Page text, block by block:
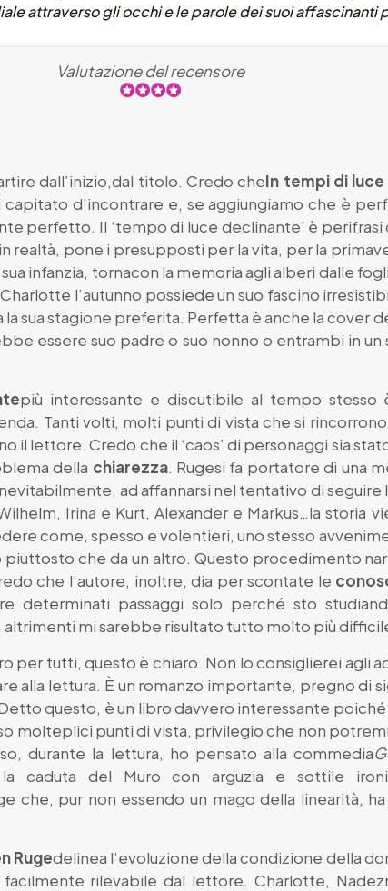
attraverso gli occhi e le parole dei suoi affascinanti
Valutazione del recensore
dall’inizio,dal titolo. Credo cheIn tempi di
d’incontrare e, se aggiungiamo che è
perfetto. Il ‘tempo di luce declinante’ è perifrasi
realtà, pone i presupposti per la vita, per la
infanzia, tornacon la memoria agli alberi dalle
l’autunno possiede un suo fascino
sua stagione preferita. Perfetta è anche la cover
essere suo padre o suo nonno o entrambi in
più interessante e discutibile al tempo stesso
Tanti volti, molti punti di vista che si
lettore. Credo che il ‘caos’ di personaggi sia
della chiarezza. Rugesi fa portatore di una
ad affannarsi nel tentativo di seguire
Irina e Kurt, Alexander e Markus…la storia
come, spesso e volentieri, uno stesso
che da un altro. Questo procedimento
che l’autore, inoltre, dia per scontate le
determinati passaggi solo perché sto
mi sarebbe risultato tutto molto più
per tutti, questo è chiaro. Non lo consiglierei agli
alla lettura. È un romanzo importante, pregno di
questo, è un libro davvero interessante
molteplici punti di vista, privilegio che non
durante la lettura, ho pensato alla commedia
caduta del Muro con arguzia e sottile
che, pur non essendo un mago della linearità,
Rugedelinea l’evoluzione della condizione della
rilevabile dal lettore. Charlotte,